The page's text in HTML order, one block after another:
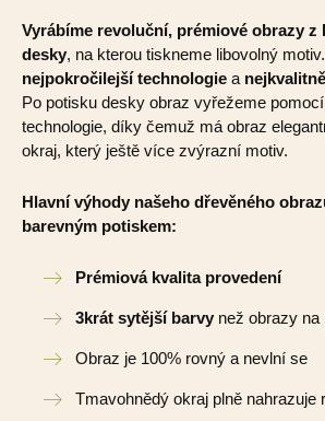
Vyrábíme revoluční, prémiové obrazy z
desky, na kterou tiskneme libovolný
nejpokročilejší technologie a
Po potisku desky obraz vyřežeme
technologie, díky čemuž má obraz
okraj, který ještě více zvýrazní motiv.
Hlavní výhody našeho dřevěného
barevným potiskem:
Prémiová kvalita provedení
3krát sytější barvy než obrazy na
Obraz je 100% rovný a nevlní se
Tmavohnědý okraj plně nahrazuje